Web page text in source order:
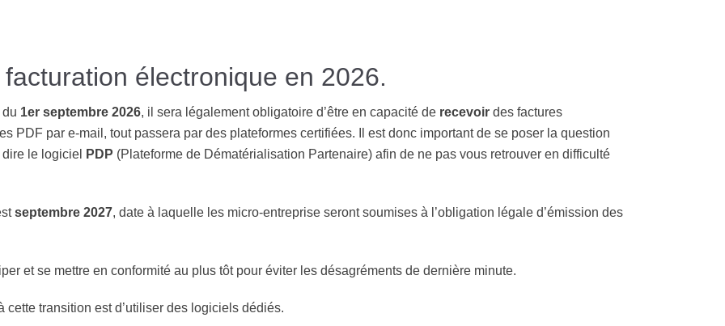
électronique en 2026.
1er septembre 2026, il sera légalement obligatoire d’être en capacité de recevoir des factures
PDF par e-mail, tout passera par des plateformes certifiées. Il est donc important de se poser la question
le logiciel
PDP (Plateforme de Dématérialisation Partenaire) afin de ne pas vous retrouver en difficulté
septembre 2027, date à laquelle les micro-entreprise seront soumises à l’obligation légale d’émission des
et se mettre en conformité au plus tôt pour éviter les désagréments de dernière minute.
transition est d’utiliser des logiciels dédiés.